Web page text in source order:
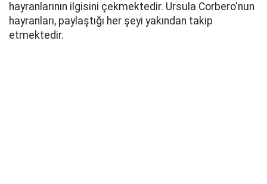
hayranlarının ilgisini çekmektedir. Ursula Corbero'nun
hayranları, paylaştığı her şeyi yakından takip
etmektedir.